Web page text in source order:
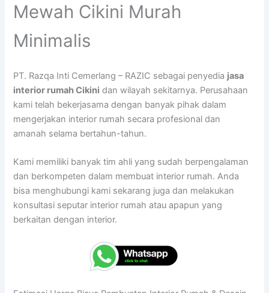
Mewah Cikini Murah
Minimalis
PT. Razqa Inti Cemerlang – RAZIC sebagai penyedia jasa
interior rumah Cikini dan wilayah sekitarnya. Perusahaan
kami telah bekerjasama dengan banyak pihak dalam
mengerjakan interior rumah secara profesional dan
amanah selama bertahun-tahun.
Kami memiliki banyak tim ahli yang sudah berpengalaman
dan berkompeten dalam membuat interior rumah. Anda
bisa menghubungi kami sekarang juga dan melakukan
konsultasi seputar interior rumah atau apapun yang
berkaitan dengan interior.